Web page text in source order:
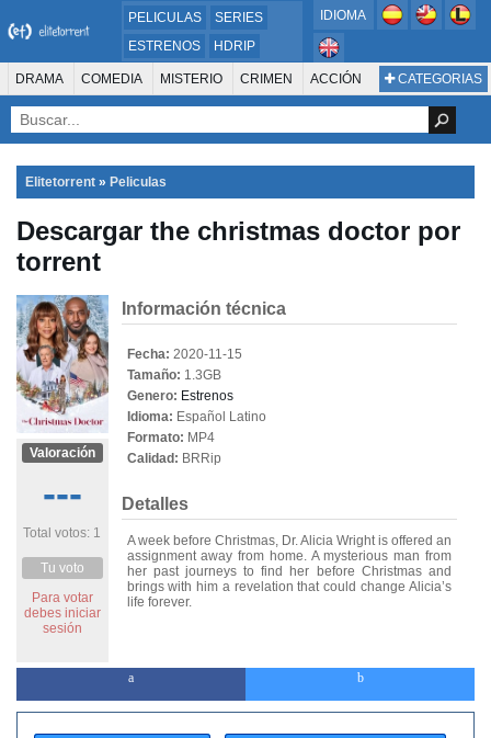
PELICULAS
SERIES
ESTRENOS
HDRIP
MICROHD
720P
DVDRIP
IDIOMA
CATEGORIAS
DRAMA COMEDIA MISTERIO CRIMEN ACCIÓN
SUSPENSO AVENTURA
ANIMACIÓN ROMANCE TERROR CIENCIA FICCIÓN FANTASÍA
FAMILIA DOCUS Y TV
PELÍCULA DE LA TELEVISIÓN FOREIGN KIDS REALITY ANIMACION
Elitetorrent » Peliculas
Descargar the christmas doctor por
torrent
Valoración
---
Total votos: 1
Tu voto
Para votar
debes iniciar
sesión
Información técnica
Fecha: 2020-11-15
Tamaño: 1.3GB
Genero: Estrenos
Idioma: Español Latino
Formato: MP4
Calidad: BRRip
Detalles
A week before Christmas, Dr. Alicia Wright is offered an
assignment away from home. A mysterious man from
her past journeys to find her before Christmas and
brings with him a revelation that could change Alicia’s
life forever.